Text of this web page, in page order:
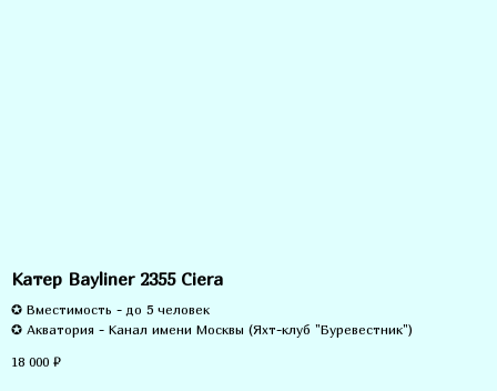
Катер Bayliner 2355 Ciera
✪ Вместимость - до 5 человек
✪ Акватория - Канал имени Москвы (Яхт-клуб "Буревестник")
18 000 ₽